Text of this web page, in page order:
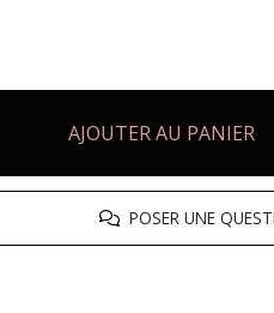
AJOUTER AU PANIER
POSER UNE